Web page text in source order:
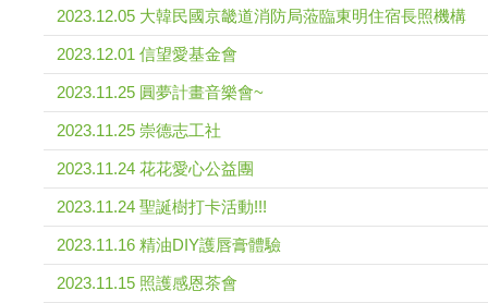
2023.12.05 大韓民國京畿道消防局蒞臨東明住宿長照機構
2023.12.01 信望愛基金會
2023.11.25 圓夢計畫音樂會~
2023.11.25 崇德志工社
2023.11.24 花花愛心公益團
2023.11.24 聖誕樹打卡活動!!!
2023.11.16 精油DIY護唇膏體驗
2023.11.15 照護感恩茶會